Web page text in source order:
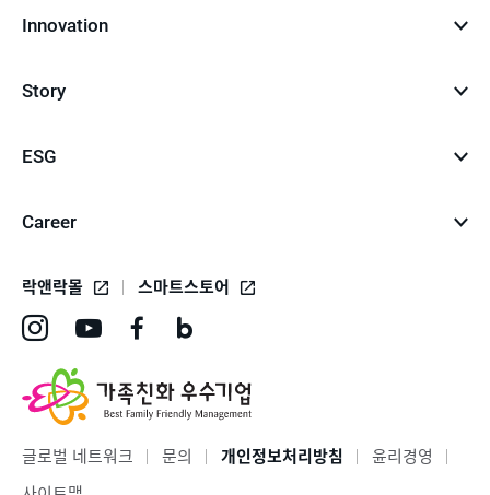
Innovation
Story
ESG
Career
락앤락몰 스마트스토어
스
타
램
브
로
스
바
버
로
글로벌 네트워크 문의 개인정보처리방침
윤리경영